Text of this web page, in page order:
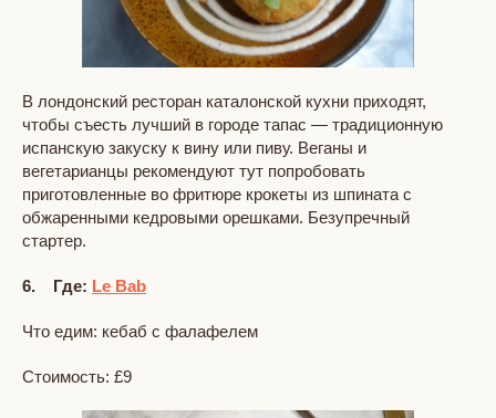
В лондонский ресторан каталонской кухни приходят,
чтобы съесть лучший в городе тапас — традиционную
испанскую закуску к вину или пиву. Веганы и
вегетарианцы рекомендуют тут попробовать
приготовленные во фритюре крокеты из шпината с
обжаренными кедровыми орешками. Безупречный
стартер.
6. Где: Le Bab
Что едим: кебаб с фалафелем
Стоимость: £9